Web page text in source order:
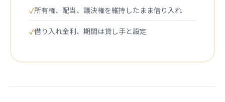
所有権、配当、議決権を維持したまま借り入れ
借り入れ金利、期間は貸し手と設定